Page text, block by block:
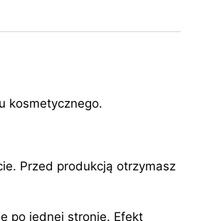
kosmetycznego.
Przed produkcją otrzymasz
po jednej stronie. Efekt